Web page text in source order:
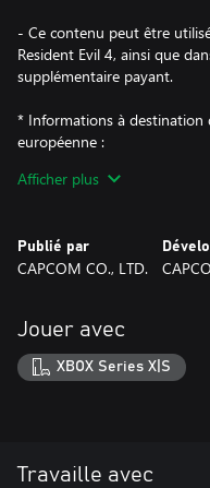
- Ce contenu peut être
Resident Evil 4, ainsi que
supplémentaire payant.
* Informations à destination
européenne :
résidant dans l’Union
Afficher plus
Publié par
CAPCOM CO., LTD.
Jouer avec
XBOX Series X|S
Travaille avec